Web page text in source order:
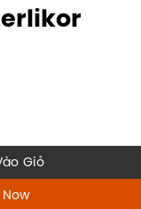
quantity
Giỏ
Now